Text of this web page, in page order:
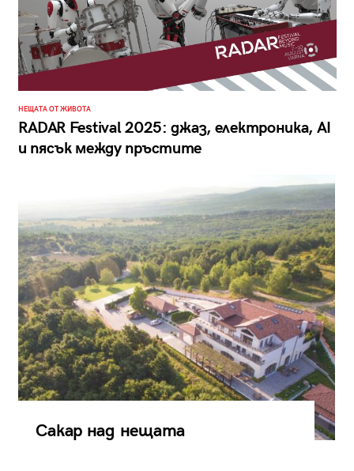
НЕЩАТА ОТ ЖИВОТА
RADAR Festival 2025: джаз, електроника, AI
и пясък между пръстите
Сакар над нещата